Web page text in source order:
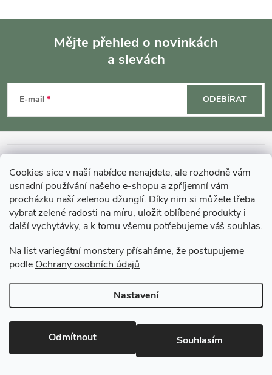
Cookies sice v naší nabídce nenajdete, ale rozhodně vám
usnadní používání našeho e-shopu a zpříjemní vám
procházku naší zelenou džunglí. Díky nim si můžete třeba
vybrat zelené radosti na míru, uložit oblíbené produkty i
další vychytávky, a k tomu všemu potřebujeme váš souhlas.
Na list variegátní monstery přísaháme, že postupujeme
podle Ochrany osobních údajů
Nastavení
Odmítnout Souhlasím
p
a
Mějte přehled o novinkách
a slevách
E-mail ODEBÍRAT
MOHLO BY VÁS ZAJÍMAT
O GARDNERS
Gardners Design - Projekt, realizace a údržba zahrad a interiérů
Copyright 2026Gardners-eshop.cz. Všechna práva vyhrazena.Upravit
nastavení cookies